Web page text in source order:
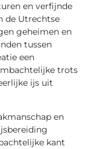
en verfijnde
de Utrechtse
geheimen en
tussen
een
trots
ijs uit
en
kant